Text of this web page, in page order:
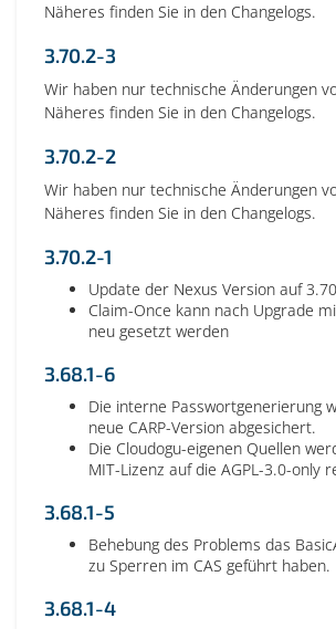
Näheres finden Sie in den Changelogs.
3.70.2-3
Wir haben nur technische Änderungen
Näheres finden Sie in den Changelogs.
3.70.2-2
Wir haben nur technische Änderungen
Näheres finden Sie in den Changelogs.
3.70.2-1
Update der Nexus Version auf
Claim-Once kann nach Upgrade
neu gesetzt werden
3.68.1-6
Die interne Passwortgenerierung
neue CARP-Version abgesichert.
Die Cloudogu-eigenen Quellen
MIT-Lizenz auf die AGPL-3.0-only
3.68.1-5
Behebung des Problems das
zu Sperren im CAS geführt haben.
3.68.1-4